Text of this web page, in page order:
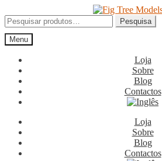
para
a
navegação
para
o
conteúdo
Pesquisar
por:
Pesquisa
Menu
Loja
Sobre
Blog
Contactos
Loja
Sobre
Blog
Contactos